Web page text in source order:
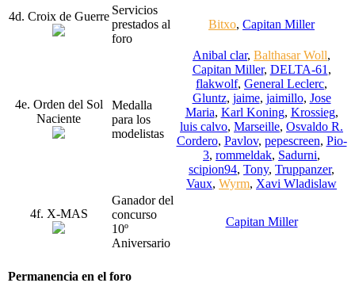
4d. Croix de Guerre Servicios
prestados al
foro
Bitxo, Capitan Miller
4e. Orden del Sol
Naciente
Medalla
para los
modelistas
Anibal clar, Balthasar Woll,
Capitan Miller, DELTA-61 ,
flakwolf, General Leclerc,
Gluntz, jaime, jaimillo, Jose
Maria, Karl Koning, Krossieg,
luis calvo, Marseille, Osvaldo R.
Cordero, Pavlov, pepescreen, Pio-
3, rommeldak, Sadurni,
scipion94, Tony, Truppanzer,
Vaux, Wyrm, Xavi Wladislaw
4f. X-MAS
Ganador del
concurso
10º
Aniversario
Capitan Miller
Permanencia en el foro